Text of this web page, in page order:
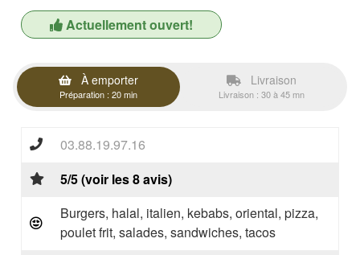
Actuellement ouvert!
À emporter
Préparation : 20 min
Livraison
Livraison : 30 à 45 mn
03.88.19.97.16
5/5 (voir les 8 avis)
Burgers, halal, italien, kebabs, oriental, pizza,
poulet frit, salades, sandwiches, tacos